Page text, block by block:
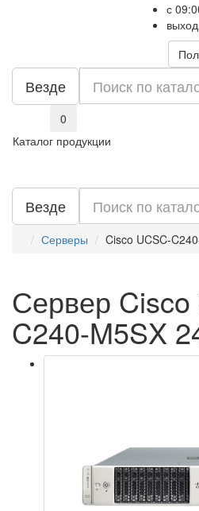
с
Везде
0
Каталог продукции
Везде
Серверы Cisco UCSC-
Сервер Cisco
C240-M5SX